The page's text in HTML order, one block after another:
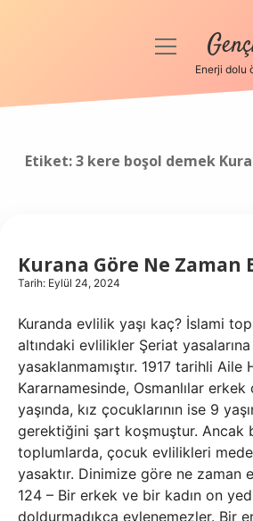
Anasayfa
menüyü
Enerji dolu
Etiket:3 kere boşol demek
Kurana Göre Ne Zaman
Tarih: Eylül 24, 2024
Kuranda evlilik yaşı kaç? İslami
altındaki evlilikler Şeriat
yasaklanmamıştır. 1917 tarihli Aile
Kararnamesinde, Osmanlılar erkek
yaşında, kız çocuklarının ise 9
gerektiğini şart koşmuştur. Ancak
toplumlarda, çocuk evlilikleri
yasaktır. Dinimize göre ne zaman
124 – Bir erkek ve bir kadın on yedi
doldurmadıkça evlenemezler. Bir